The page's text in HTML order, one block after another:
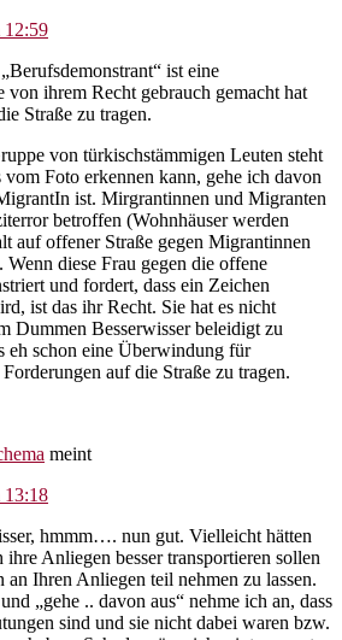
12:59
ist eine
von ihrem Recht gebrauch gemacht hat
Straße zu tragen.
von türkischstämmigen Leuten steht
Foto erkennen kann, gehe ich davon
ist. Mirgrantinnen und Migranten
betroffen (Wohnhäuser werden
auf offener Straße gegen Migrantinnen
diese Frau gegen die offene
und fordert, dass ein Zeichen
ist das ihr Recht. Sie hat es nicht
Dummen Besserwisser beleidigt zu
eh schon eine Überwindung für
auf die Straße zu tragen.
meint
13:18
hmmm…. nun gut. Vielleicht hätten
ihre Anliegen besser transportieren sollen
an Ihren Anliegen teil nehmen zu lassen.
„gehe .. davon aus“ nehme ich an, dass
sind und sie nicht dabei waren bzw.